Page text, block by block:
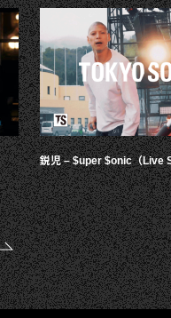
鋭児 – $uper $onic（Live